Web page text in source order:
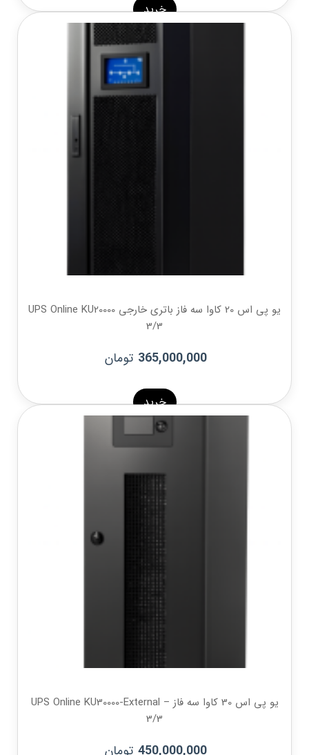
خرید
یو پی اس 20 کاوا سه فاز باتری خارجی UPS Online KU20000
3/3
365,000,000 تومان
خرید
یو پی اس 30 کاوا سه فاز – UPS Online KU30000-External
3/3
450,000,000 تومان